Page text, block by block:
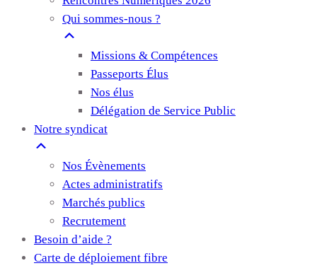
Qui sommes-nous ?
Missions & Compétences
Passeports Élus
Nos élus
Délégation de Service Public
Notre syndicat
Nos Évènements
Actes administratifs
Marchés publics
Recrutement
Besoin d’aide ?
Carte de déploiement fibre